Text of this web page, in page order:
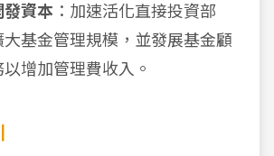
發資本 ：加速活化直接投資部
大基金管理規模，並發展基金顧
增加管理費收入。